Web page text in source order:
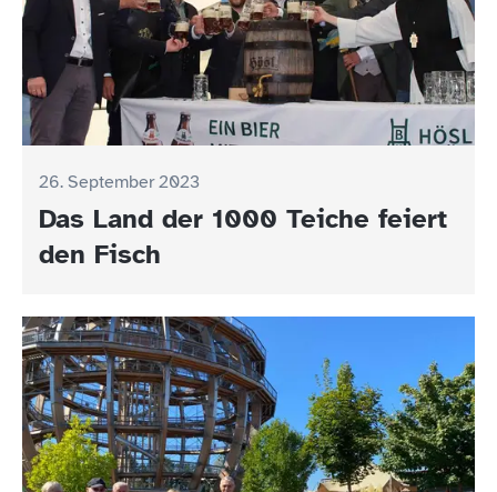
26. September 2023
Das Land der 1000 Teiche feiert
den Fisch